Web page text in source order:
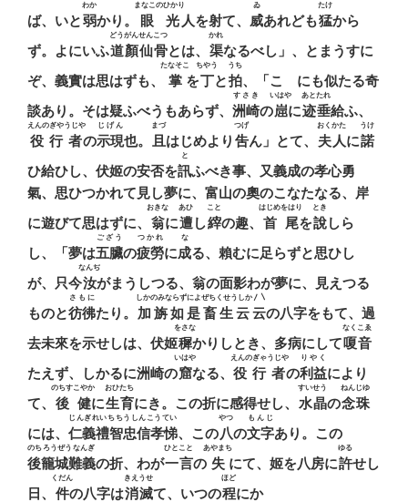
ば、いと弱
わか
かり。 眼光
まなこのひかり
人を射て、 威
ゐ
あれども猛
たけ
から
ず。よにいふ道顏仙骨
どうがんせんこつ
とは、 渠
かれ
なるべし」、とまうすに
ぞ、義實は思はずも、
掌
たなそこ
を丁
ちやう
と拍
うち
、「こゝにも似たる奇
談あり。そは疑ふべうもあらず、 洲崎
すさき
の崫
いはや
に迹垂
あとたれ
給ふ、
役行者
えんのぎやうじや
の示現
じげん
也。 且
まづ
はじめより吿
つげ
ん」とて、 夫人
おくかた
に諾
うけ
ひ給ひし、伏姬の安否を訊
と
ふべき事、又義成の孝心勇
氣、思ひつかれて見し夢に、富山の奧のこなたなる、岸
に遊びて思はずに、 翁
おきな
に遭
あひ
し縡
こと
の趣、 首尾
はじめをはり
を說
とき
しら
し、「夢は五臟
ござう
の疲勞
つかれ
に成
な
る、賴むに足らずと思ひし
が、只今汝
なんぢ
がまうしつる、翁の面影わが夢に、見えつる
ものと彷彿
さもに
たり。 加旃如是畜生云云
しかのみならずによぜちくせうしか〳〵
の八字をもて、過
去未來を示せしは、伏姬穉
をさな
かりしとき、多病にして嗄音
なくこゑ
たえず、しかるに洲崎の窟
いはや
なる、 役行者
えんのぎゃうじや
の利益
りやく
により
て、 後健
のちすこやか
に生育
おひたち
にき。この折に感得せし、 水晶
すいせう
の念珠
ねんじゆ
には、 仁義禮智忠信孝悌
じんぎれいちちうしんこうてい
、この八
やつ
の文字
もんじ
あり。この
後籠城難義
のちろうぜうなんぎ
の折、わが一言
ひとこと
の 失
あやまち
にて、姬を八房に許
ゆる
せし
日、 件
くだん
の八字は消滅
きえうせ
て、いつの程
ほど
にか